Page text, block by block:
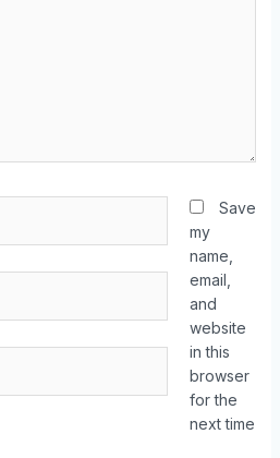
Save
my
name,
email,
and
website
in this
browser
for the
next time